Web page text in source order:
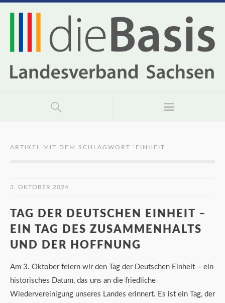
ARTIKEL MIT DEM SCHLAGWORT ‘ EINHEIT ’
3. OKTOBER 2024
TAG DER DEUTSCHEN EINHEIT –
EIN TAG DES ZUSAMMENHALTS
UND DER HOFFNUNG
Am 3. Oktober feiern wir den Tag der Deutschen Einheit – ein
historisches Datum, das uns an die friedliche
Wiedervereinigung unseres Landes erinnert. Es ist ein Tag, der